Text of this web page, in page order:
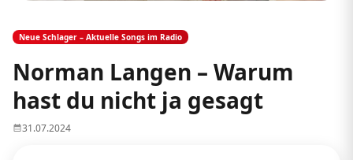
Neue Schlager – Aktuelle Songs im Radio
Norman Langen – Warum
hast du nicht ja gesagt
31.07.2024